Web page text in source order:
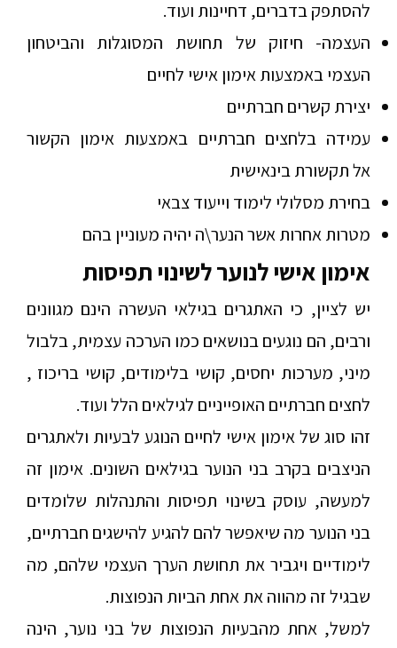
להסתפק בדברים, דחיינות ועוד.
העצמה- חיזוק של תחושת המסוגלות והביטחון
העצמי באמצעות אימון אישי לחיים
יצירת קשרים חברתיים
עמידה בלחצים חברתיים באמצעות אימון הקשור
אל תקשורת בינאישית
בחירת מסלולי לימוד וייעוד צבאי
מטרות אחרות אשר הנער\ה יהיה מעוניין בהם
אימון אישי לנוער לשינוי תפיסות
יש לציין, כי האתגרים בגילאי העשרה הינם מגוונים
ורבים, הם נוגעים בנושאים כמו הערכה עצמית, בלבול
מיני, מערכות יחסים, קושי בלימודים, קושי בריכוז ,
לחצים חברתיים האופייניים לגילאים הלל ועוד.
זהו סוג של אימון אישי לחיים הנוגע לבעיות ולאתגרים
הניצבים בקרב בני הנוער בגילאים השונים. אימון זה
למעשה, עוסק בשינוי תפיסות והתנהלות שלומדים
בני הנוער מה שיאפשר להם להגיע להישגים חברתיים,
לימודיים ויגביר את תחושת הערך העצמי שלהם, מה
שבגיל זה מהווה את אחת הביות הנפוצות.
למשל, אחת מהבעיות הנפוצות של בני נוער, הינה